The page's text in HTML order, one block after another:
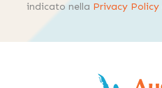
indicato nella Privacy Policy